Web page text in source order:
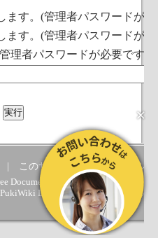
ます。(管理者パスワードが
ます。(管理者パスワードが
理者パスワードが必要です)
このサイトへの要望 ヘルプ
Documentation License.
PukiWiki Developers Team( GPL )
×